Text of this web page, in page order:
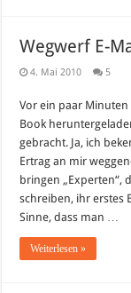
Wegwerf E-
4. Mai 2010 5
Vor ein paar
Book
gebracht. Ja, ich
Ertrag an mir
bringen „Experten“,
schreiben, ihr erstes
Sinne, dass man …
Weiterlesen »